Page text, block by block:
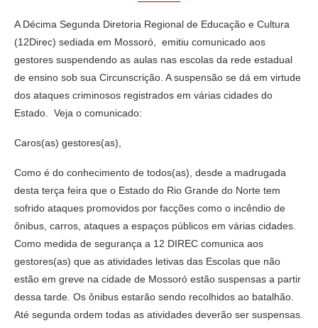
A Décima Segunda Diretoria Regional de Educação e Cultura
(12Direc) sediada em Mossoró, emitiu comunicado aos
gestores suspendendo as aulas nas escolas da rede estadual
de ensino sob sua Circunscrição. A suspensão se dá em virtude
dos ataques criminosos registrados em várias cidades do
Estado. Veja o comunicado:
Caros(as) gestores(as),
Como é do conhecimento de todos(as), desde a madrugada
desta terça feira que o Estado do Rio Grande do Norte tem
sofrido ataques promovidos por facções como o incêndio de
ônibus, carros, ataques a espaços públicos em várias cidades.
Como medida de segurança a 12 DIREC comunica aos
gestores(as) que as atividades letivas das Escolas que não
estão em greve na cidade de Mossoró estão suspensas a partir
dessa tarde. Os ônibus estarão sendo recolhidos ao batalhão.
Até segunda ordem todas as atividades deverão ser suspensas.